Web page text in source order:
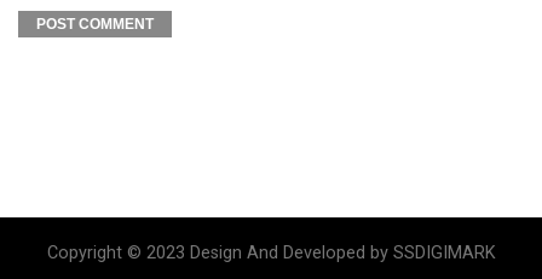
Copyright © 2023 Design And Developed by SSDIGIMARK